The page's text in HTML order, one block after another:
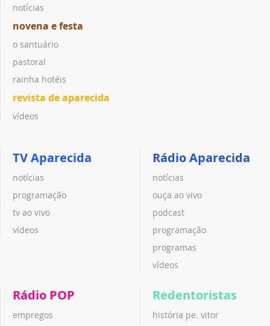
notícias
novena e festa
o santuário
pastoral
rainha hotéis
revista de aparecida
vídeos
TV Aparecida
notícias
programação
tv ao vivo
vídeos
Rádio Aparecida
notícias
ouça ao vivo
podcast
programação
programas
vídeos
Rádio POP
empregos
Redentoristas
história pe. vitor